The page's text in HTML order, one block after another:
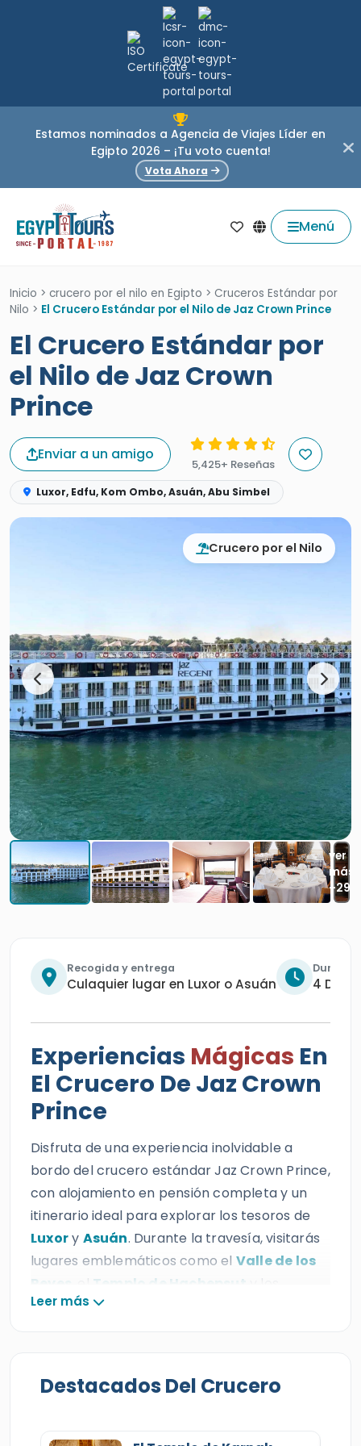
Estamos nominados a Agencia de Viajes Líder en
Egipto 2026 – ¡Tu voto cuenta!
Vota Ahora
Menú
Inicio > crucero por el nilo en Egipto > Cruceros Estándar por
Nilo > El Crucero Estándar por el Nilo de Jaz Crown Prince
El Crucero Estándar por
el Nilo de Jaz Crown
Prince
Enviar a un amigo
5,425+ Reseñas
Luxor, Edfu, Kom Ombo, Asuán, Abu Simbel
Crucero por el Nilo
Recogida y entrega
Culaquier lugar en Luxor o Asuán 4 Días
Experiencias Mágicas En
El Crucero De Jaz Crown
Prince
Disfruta de una experiencia inolvidable a
bordo del crucero estándar Jaz Crown Prince,
con alojamiento en pensión completa y un
itinerario ideal para explorar los tesoros de
Luxory Asuán. Durante la travesía, visitarás
lugares emblemáticos como el Valle de los
Reyes
, el Templo de Hachepsut
y los
Colosos de Memnon
Antiguo Egipto se siente en cada columna y
avenida sagrada. En la ruta hacia Asuán,
Templo de Kom Ombo, dos paradas
Leer más
Destacados Del Crucero